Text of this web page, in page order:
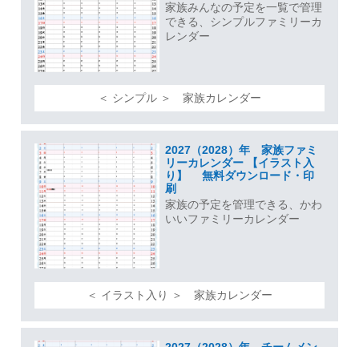
家族みんなの予定を一覧で管理
できる、シンプルファミリーカ
レンダー
＜ シンプル ＞ 家族カレンダー
2027（2028）年 家族ファミ
リーカレンダー 【イラスト入
り】 無料ダウンロード・印
刷
家族の予定を管理できる、かわ
いいファミリーカレンダー
＜ イラスト入り ＞ 家族カレンダー